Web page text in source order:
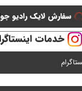
سفارش لایک رادیو
خدمات